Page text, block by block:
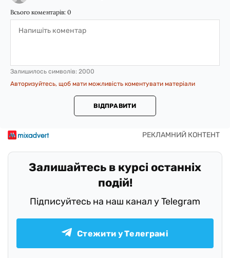
Всього коментарів: 0
Залишилось символів: 2000
Авторизуйтесь, щоб мати можливість коментувати матеріали
ВІДПРАВИТИ
Залишайтесь в курсі останніх
подій!
Підписуйтесь на наш канал у Telegram
Стежити у Телеграмі